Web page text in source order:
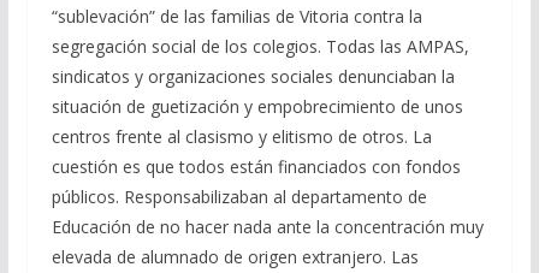
“sublevación” de las familias de Vitoria contra la
segregación social de los colegios. Todas las AMPAS,
sindicatos y organizaciones sociales denunciaban la
situación de guetización y empobrecimiento de unos
centros frente al clasismo y elitismo de otros. La
cuestión es que todos están financiados con fondos
públicos. Responsabilizaban al departamento de
Educación de no hacer nada ante la concentración muy
elevada de alumnado de origen extranjero. Las